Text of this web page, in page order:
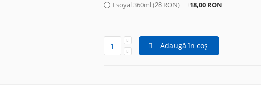
Esoyal 360ml (2̶8̶ RON)
+18,00 RON
Adaugă în coș